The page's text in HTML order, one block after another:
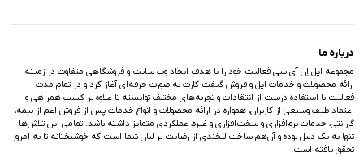
درباره ما
مجموعه اپل اِن آی سی فعالیت خود را با هدف ایجاد وب سایت و فروشگاهی متفاوت در زمینه
ارائه محصولات و خدمات اپل و فروش گیفت کارت به صورت حرفه‌ای آغاز کرد و در تمام مدت
فعالیت با استفاده درست از انتقادات و تجربه‌های مختلف توانسته تا علاوه بر کسب همراهی و
اعتماد طیف وسیعی از کاربران، همواره در ارائه محصولات و انواع خدمات پس از فروش اعم از بیمه،
گارانتی، خدمات نرم‌افزاری و سخت‌افزاری و غیره، عملکردی متمایز داشته باشد. تمامی این تلاش‌ها
تنها به یک دلیل بوده و آن‌هم ساخت لبخندی از رضایت بر لبان شما است که خوشبختانه تا به امروز
تحقق یافته است.